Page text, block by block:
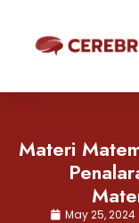
Materi
May 25, 2024